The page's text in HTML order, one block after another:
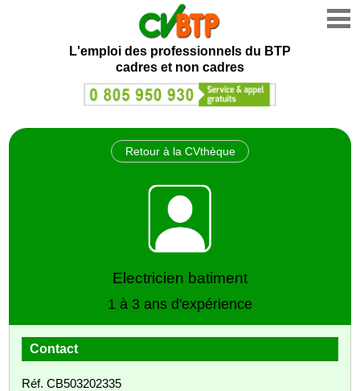
L'emploi des professionnels du BTP
cadres et non cadres
Retour à la CVthèque
Electricien batiment
1 à 3 ans d'expérience
Contact
Réf. CB503202335